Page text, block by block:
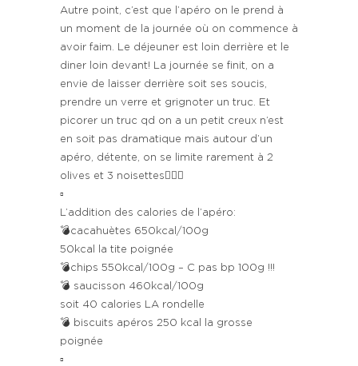
Autre point, c’est que l’apéro on le prend à
un moment de la journée où on commence à
avoir faim. Le déjeuner est loin derrière et le
diner loin devant! La journée se finit, on a
envie de laisser derrière soit ses soucis,
prendre un verre et grignoter un truc. Et
picorer un truc qd on a un petit creux n’est
en soit pas dramatique mais autour d’un
apéro, détente, on se limite rarement à 2
olives et 3 noisettes🤷🏻‍♀️
▫️
L’addition des calories de l’apéro:
💣cacahuètes 650kcal/100g
50kcal la tite poignée
💣chips 550kcal/100g – C pas bp 100g !!!
💣 saucisson 460kcal/100g
soit 40 calories LA rondelle
💣 biscuits apéros 250 kcal la grosse
poignée
▫️